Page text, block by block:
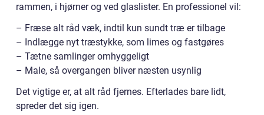
rammen, i hjørner og ved glaslister. En professionel vil:
– Fræse alt råd væk, indtil kun sundt træ er tilbage
– Indlægge nyt træstykke, som limes og fastgøres
– Tætne samlinger omhyggeligt
– Male, så overgangen bliver næsten usynlig
Det vigtige er, at alt råd fjernes. Efterlades bare lidt,
spreder det sig igen.